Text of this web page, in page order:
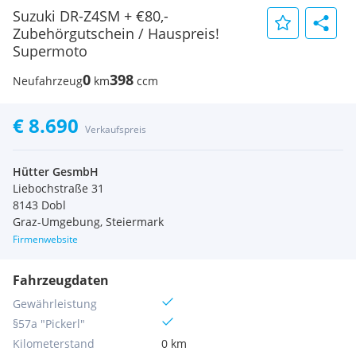
Suzuki DR-Z4SM + €80,-
Zubehörgutschein / Hauspreis!
Supermoto
Neufahrzeug0 km398 ccm
€ 8.690 Verkaufspreis
Hütter GesmbH
Liebochstraße 31
8143 Dobl
Graz-Umgebung, Steiermark
Firmenwebsite
Fahrzeugdaten
Gewährleistung
§57a "Pickerl"
Kilometerstand
0 km